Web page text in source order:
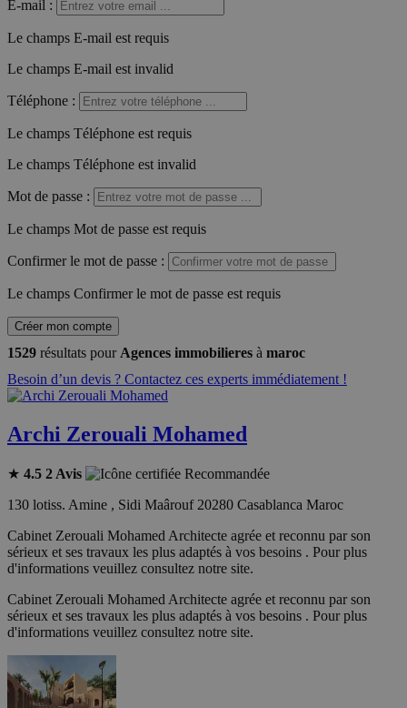
E-mail :
Le champs E-mail est requis
Le champs E-mail est invalid
Téléphone :
Le champs Téléphone est requis
Le champs Téléphone est invalid
Mot de passe :
Le champs Mot de passe est requis
Confirmer le mot de passe :
Le champs Confirmer le mot de passe est requis
Créer mon compte
1529 résultats pour Agences immobilieres à maroc
Besoin d’un devis ? Contactez ces experts immédiatement !
Archi Zerouali Mohamed
★ 4.5 2 Avis
Recommandée
130 lotiss. Amine , Sidi Maârouf 20280 Casablanca Maroc
Cabinet Zerouali Mohamed Architecte agrée et reconnu par son
sérieux et ses travaux les plus adaptés à vos besoins . Pour plus
d'informations veuillez consultez notre site.
Cabinet Zerouali Mohamed Architecte agrée et reconnu par son
sérieux et ses travaux les plus adaptés à vos besoins . Pour plus
d'informations veuillez consultez notre site.